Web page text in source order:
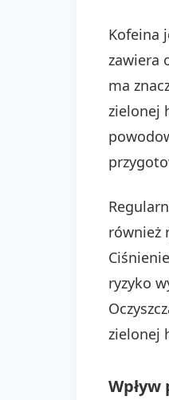
Kofeina
zawiera
ma
zielonej
również
ryzyko
zielonej